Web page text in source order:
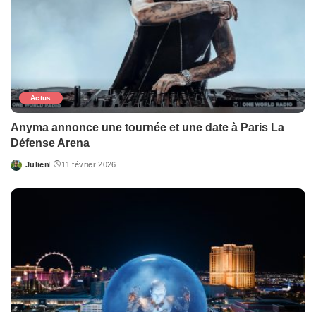
Actus
Anyma annonce une tournée et une date à Paris La
Défense Arena
Posted
Julien 11 février 2026